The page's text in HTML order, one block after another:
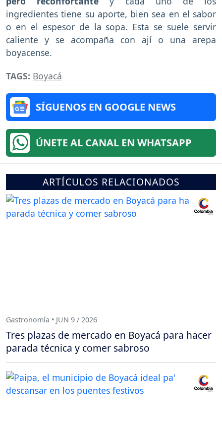
ingredientes tiene su aporte, bien sea en el sabor
o en el espesor de la sopa. Esta se suele servir
caliente y se acompaña con ají o una arepa
boyacense.
TAGS: Boyacá
SÍGUENOS EN GOOGLE NEWS
ÚNETE AL CANAL EN WHATSAPP
ARTÍCULOS RELACIONADOS
Gastronomía • JUN 9 / 2026
Tres plazas de mercado en Boyacá para hacer
parada técnica y comer sabroso